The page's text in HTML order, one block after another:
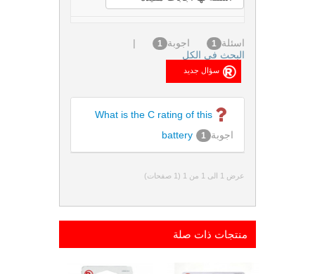
اسئلة 1 اجوبة 1
|
البحث فى الكل
What is the C rating of this
battery
اجوبة 1
عرض 1 الى 1 من 1 (1 صفحات)
منتجات ذات صلة